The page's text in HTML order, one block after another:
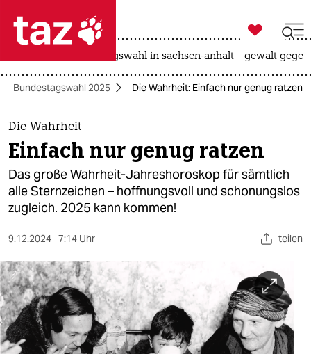
 taz zahl ich
taz zahl ich
themen
politik
öko
gesellschaft
sport
berlin
nord

taz zahl ich
landtagswahl in sachsen-anhalt gewalt
Bundestagswahl 2025 Die Wahrheit: Einfach nur genug ratzen
Die Wahrheit
Einfach nur genug ratzen
Das große Wahrheit-Jahreshoroskop für sämtlich
alle Sternzeichen – hoffnungsvoll und schonungslos
zugleich. 2025 kann kommen!
9.12.2024 7:14 Uhr teilen